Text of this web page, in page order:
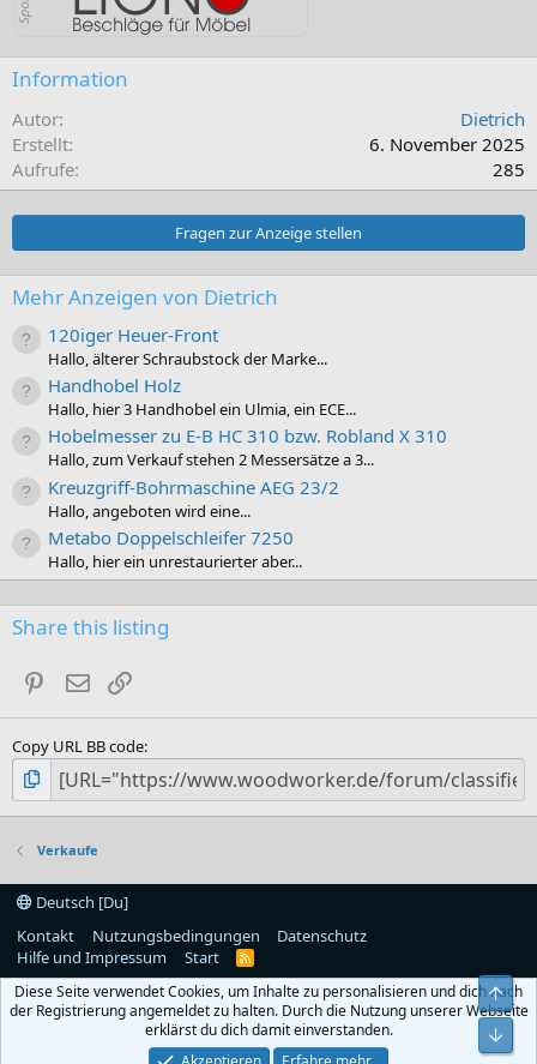
Information
Autor
Dietrich
Erstellt
6. November 2025
Aufrufe
285
Fragen zur Anzeige stellen
Mehr Anzeigen von Dietrich
120iger Heuer-Front
Hallo, älterer Schraubstock der Marke...
Handhobel Holz
Hallo, hier 3 Handhobel ein Ulmia, ein ECE...
Hobelmesser zu E-B HC 310 bzw. Robland X 310
Hallo, zum Verkauf stehen 2 Messersätze a 3...
Kreuzgriff-Bohrmaschine AEG 23/2
Hallo, angeboten wird eine...
Metabo Doppelschleifer 7250
Hallo, hier ein unrestaurierter aber...
Share this listing
Pinterest
E-Mail
Copy URL BB code
Verkaufe
Deutsch [Du]
Kontakt
Nutzungsbedingungen
Datenschutz
Hilfe und Impressum
Start
R
S
Diese Seite verwendet Cookies, um Inhalte zu personalisieren und dich nach
der Registrierung angemeldet zu halten. Durch die Nutzung unserer Webseite
erklärst du dich damit einverstanden.